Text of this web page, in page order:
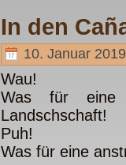
In den
10. Januar
Wau!
Was für eine
Landschschaft!
Puh!
Was für eine